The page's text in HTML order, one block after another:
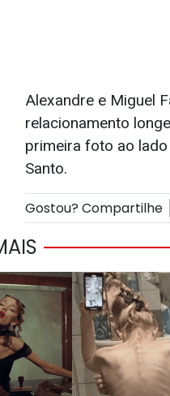
Alexandre e Miguel
relacionamento
primeira foto ao
Santo.
Gostou? Compartilhe